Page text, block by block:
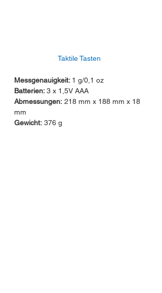
Taktile Tasten
Messgenauigkeit: 1 g/0,1 oz
Batterien:3 x 1,5V AAA
Abmessungen: 218 mm x 188 mm x 18
mm
Gewicht: 376 g